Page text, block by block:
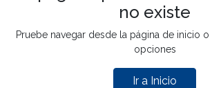
no existe
Pruebe navegar desde la página de inicio
opciones
Ir a Inicio